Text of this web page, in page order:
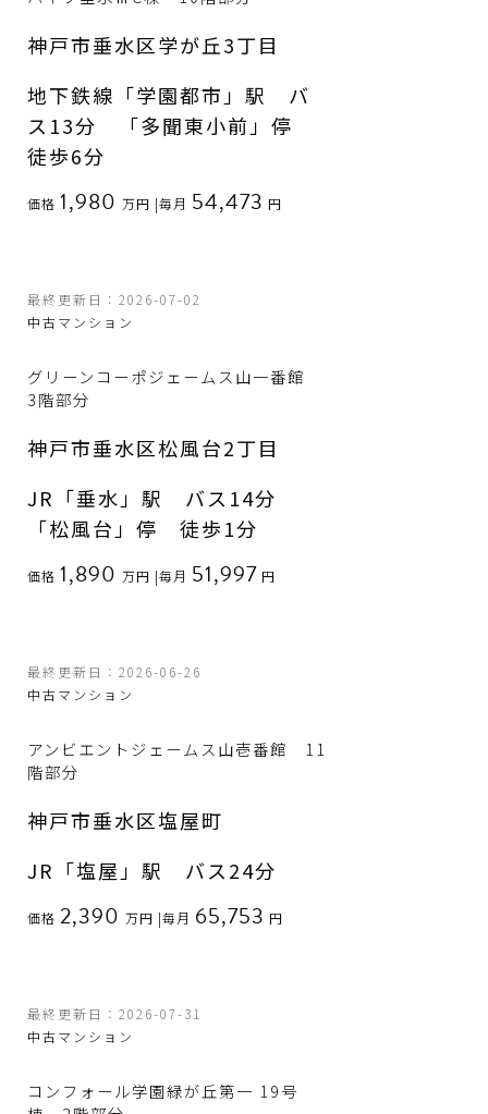
神戸市垂水区学が丘3丁目
地下鉄線「学園都市」駅 バ
ス13分 「多聞東小前」停
徒歩6分
価格 1,980 万円 |毎月 54,473 円
最終更新日：2026-07-02
中古マンション
グリーンコーポジェームス山一番館
3階部分
神戸市垂水区松風台2丁目
JR「垂水」駅 バス14分
「松風台」停 徒歩1分
価格 1,890 万円 |毎月 51,997 円
最終更新日：2026-06-26
中古マンション
アンビエントジェームス山壱番館 11
階部分
神戸市垂水区塩屋町
JR「塩屋」駅 バス24分
価格 2,390 万円 |毎月 65,753 円
最終更新日：2026-07-31
中古マンション
コンフォール学園緑が丘第一 19号